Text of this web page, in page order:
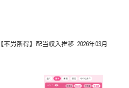
【不労所得】配当収入推移 2026年03月